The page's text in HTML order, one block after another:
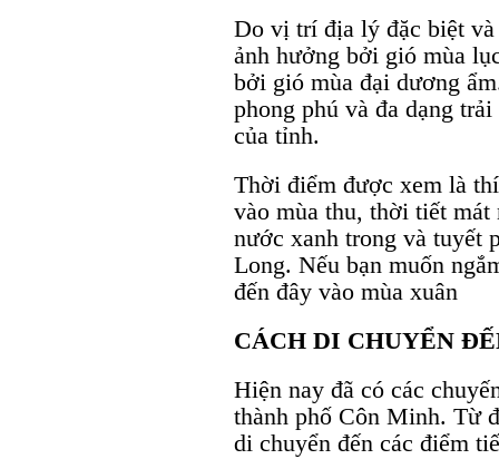
Do vị trí địa lý đặc biệt
ảnh hưởng bởi gió mùa
bởi gió mùa đại dương
phong phú và đa dạng
của tỉnh.
Thời điểm được xem là
vào mùa thu, thời tiết
nước xanh trong và tuyết
Long. Nếu bạn muốn
đến đây vào mùa xuân
CÁCH DI CHUYỂN
Hiện nay đã có các
thành phố Côn Minh. Từ
di chuyển đến các điểm